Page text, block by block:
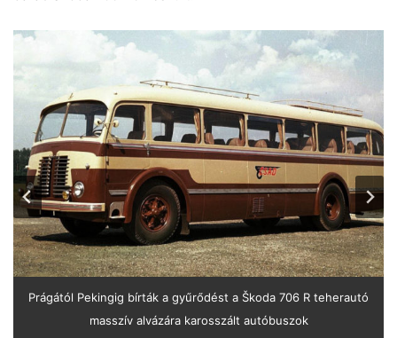
Prágától Pekingig bírták a gyűrődést a Škoda 706 R teherautó
masszív alvázára karosszált autóbuszok